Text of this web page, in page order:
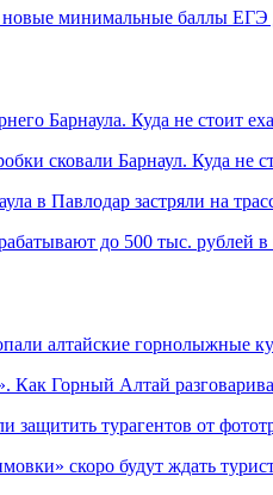
минимальные баллы ЕГЭ
Барнаула. Куда не стоит
сковали Барнаул. Куда не
в Павлодар застряли на
до 500 тыс. рублей в
алтайские горнолыжные
Как Горный Алтай
защитить турагентов от
скоро будут ждать